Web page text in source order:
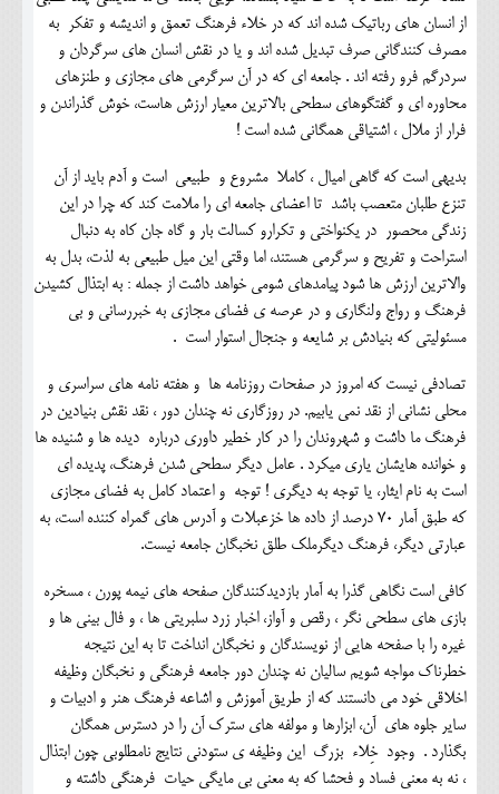
از انسان های رباتیک شده اند که در خلاء فرهنگ تعمق و اندیشه و تفکر به
مصرف کنندگانی صرف تبدیل شده اند و یا در نقش انسان های سرگردان و
سردرگم فرو رفته اند . جامعه ای که در آن سرگرمی های مجازی و طنزهای
محاوره ای و گفتگوهای سطحی بالاترین معیار ارزش هاست، خوش گذراندن و
فرار از ملال ، اشتیاقی همگانی شده است !
بدیهی است که گاهی امیال ، کاملا مشروع و طبیعی است و آدم باید از آن
تنزع طلبان متعصب باشد تا اعضای جامعه ای را ملامت کند که چرا در این
زندگی محصور در یکنواختی و تکرارو کسالت بار و گاه جان کاه به دنبال
استراحت و تفریح و سرگرمی هستند، اما وقتی این میل طبیعی به لذت، بدل به
والاترین ارزش ها شود پیامدهای شومی خواهد داشت از جمله : به ابتذال کشیدن
فرهنگ و رواج ولنگاری و در عرصه ی فضای مجازی به خبررسانی و بی
مسئولیتی که بنیادش بر شایعه و جنجال استوار است .
تصادفی نیست که امروز در صفحات روزنامه ها و هفته نامه های سراسری و
محلی نشانی از نقد نمی یابیم. در روزگاری نه چندان دور ، نقد نقش بنیادین در
فرهنگ ما داشت و شهروندان را در کار خطیر داوری درباره دیده ها و شنیده ها
و خوانده هایشان یاری میکرد . عامل دیگر سطحی شدن فرهنگ، پدیده ای
است به نام ایثار، یا توجه به دیگری ! توجه و اعتماد کامل به فضای مجازی
که طبق آمار 70 درصد از داده ها خزعبلات و آدرس های گمراه کننده است، به
عبارتی دیگر، فرهنگ دیگرملک طلق نخبگان جامعه نیست.
کافی است نگاهی گذرا به آمار بازدیدکنندگان صفحه های نیمه پورن ، مسخره
بازی های سطحی نگر ، رقص و آواز، اخبار زرد سلبریتی ها ، و فال بینی ها و
غیره را با صفحه هایی از نویسندگان و نخبگان انداخت تا به این نتیجه
خطرناک مواجه شویم سالیان نه چندان دور جامعه فرهنگی و نخبگان وظیفه
اخلاقی خود می دانستند که از طریق آموزش و اشاعه فرهنگ هنر و ادبیات و
سایر جلوه های آن، ابزارها و مولفه های سترک آن را در دسترس همگان
بگذارد . وجود خِلاء بزرگ این وظیفه ی ستودنی نتایج نامطلوبی چون ابتذال
، نه به معنی فساد و فحشا که به معنی بی مایگی حیات فرهنگی داشته و